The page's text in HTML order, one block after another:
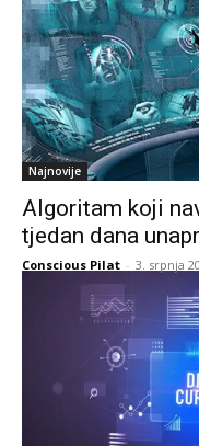
Najnovije
Algoritam koji
tjedan dana
Conscious Pilat - 3. srpnja